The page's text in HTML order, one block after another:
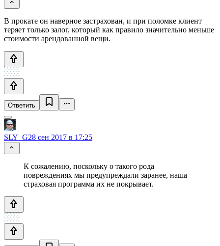
В прокате он наверное застрахован, и при поломке клиент
теряет только залог, который как правило значительно меньше
стоимости арендованной вещи.
Ответить
SLY_G28 сен 2017 в 17:25
К сожалению, поскольку о такого рода
повреждениях мы предупреждали заранее, наша
страховая программа их не покрывает.